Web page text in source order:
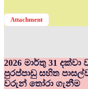
Attachment
2026 මාර්තු 31
පුරප්පාඩු සහිත
වරුන් තෝරා ගැනීම